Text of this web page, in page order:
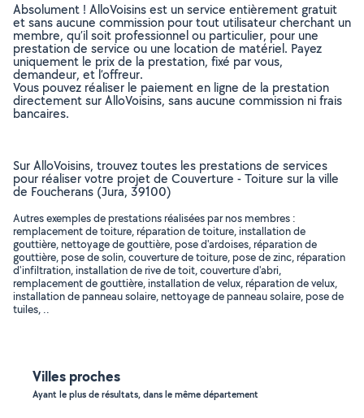
Absolument ! AlloVoisins est un service entièrement gratuit
et sans aucune commission pour tout utilisateur cherchant un
membre, qu’il soit professionnel ou particulier, pour une
prestation de service ou une location de matériel. Payez
uniquement le prix de la prestation, fixé par vous,
demandeur, et l’offreur.
Vous pouvez réaliser le paiement en ligne de la prestation
directement sur AlloVoisins, sans aucune commission ni frais
bancaires.
Sur AlloVoisins, trouvez toutes les prestations de services
pour réaliser votre projet de Couverture - Toiture sur la ville
de Foucherans (Jura, 39100)
Autres exemples de prestations réalisées par nos membres :
remplacement de toiture, réparation de toiture, installation de
gouttière, nettoyage de gouttière, pose d'ardoises, réparation de
gouttière, pose de solin, couverture de toiture, pose de zinc, réparation
d'infiltration, installation de rive de toit, couverture d'abri,
remplacement de gouttière, installation de velux, réparation de velux,
installation de panneau solaire, nettoyage de panneau solaire, pose de
tuiles, ..
Villes proches
Ayant le plus de résultats, dans le même département